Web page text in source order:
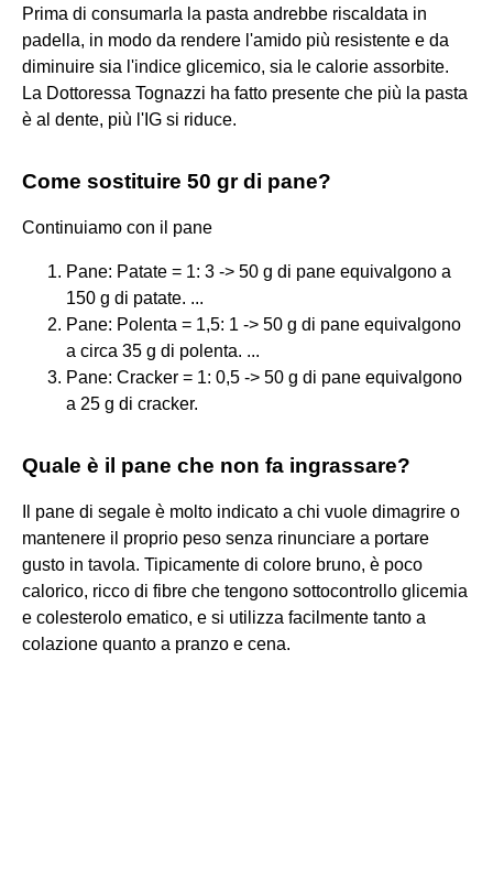
Prima di consumarla la pasta andrebbe riscaldata in
padella, in modo da rendere l'amido più resistente e da
diminuire sia l'indice glicemico, sia le calorie assorbite.
La Dottoressa Tognazzi ha fatto presente che più la pasta
è al dente, più l'IG si riduce.
Come sostituire 50 gr di pane?
Continuiamo con il pane
Pane: Patate = 1: 3 -> 50 g di pane equivalgono a
150 g di patate. ...
Pane: Polenta = 1,5: 1 -> 50 g di pane equivalgono
a circa 35 g di polenta. ...
Pane: Cracker = 1: 0,5 -> 50 g di pane equivalgono
a 25 g di cracker.
Quale è il pane che non fa ingrassare?
Il pane di segale è molto indicato a chi vuole dimagrire o
mantenere il proprio peso senza rinunciare a portare
gusto in tavola. Tipicamente di colore bruno, è poco
calorico, ricco di fibre che tengono sottocontrollo glicemia
e colesterolo ematico, e si utilizza facilmente tanto a
colazione quanto a pranzo e cena.